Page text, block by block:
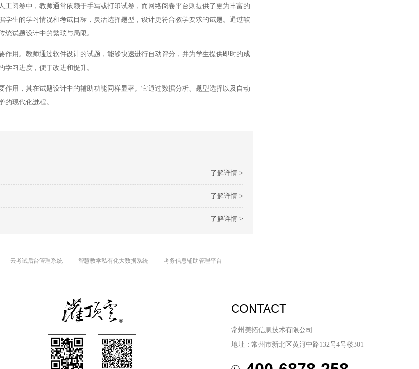
阅卷中，教师通常依赖于手写或打印试卷，而网络阅卷平台则提供了更为丰富的
生的学习情况和考试目标，灵活选择题型，设计更符合教学要求的试题。通过软
试题设计中的繁琐与局限。
用。教师通过软件设计的试题，能够快速进行自动评分，并为学生提供即时的成
习进度，便于改进和提升。
用，其在试题设计中的辅助功能同样显著。它通过数据分析、题型选择以及自动
的现代化进程。
了解详情 >
了解详情 >
了解详情 >
云考试后台管理系统 智慧教学私有化大数据系统 考务信息辅助管理平台
CONTACT
常州美拓信息技术有限公司
地址：常州市新北区黄河中路132号4号楼301